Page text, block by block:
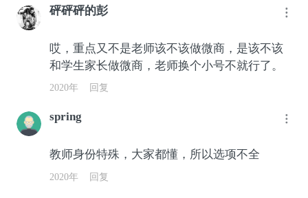
砰砰砰的彭
哎，重点又不是老师该不该做微商，是该不该
和学生家长做微商，老师换个小号不就行了。
2020年 回复
spring
教师身份特殊，大家都懂，所以选项不全
2020年 回复